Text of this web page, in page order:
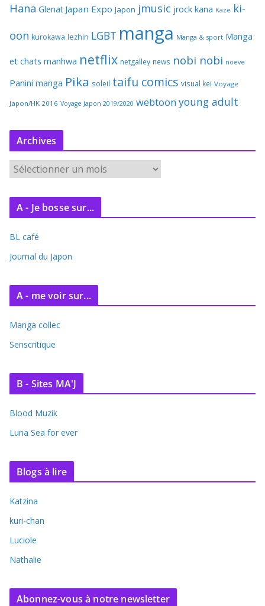
Hana Glenat Japan Expo Japon jmusic jrock kana Kaze ki-
oon kurokawa lezhin LGBT manga Manga & sport Manga
et chats manhwa netflix netgalley news nobi nobi noeve
Panini manga Pika soleil taifu comics visual kei Voyage
Japon/HK 2016 Voyage Japon 2019/2020 webtoon young adult
Archives
r
c
v
e
A - Je bosse sur...
BL café
Journal du Japon
A - me voir sur...
Manga collec
Senscritique
B - Sites MA'J
Blood Muzik
Luna Sea for ever
Blogs à lire
Katzina
kuri-chan
Luciole
Nathalie
Abonnez-vous à notre newsletter